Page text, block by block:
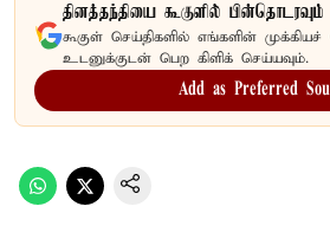
தினத்தந்தியை கூகுளில் பின்தொடரவும்
கூகுள் செய்திகளில் எங்களின்
உடனுக்குடன் பெற கிளிக் செய்யவும்.
Add as Preferred